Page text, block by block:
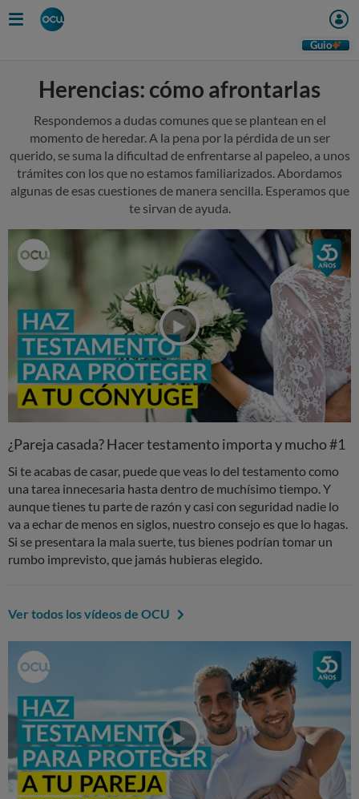
to
Guio
Herencias: cómo afrontarlas
Respondemos a dudas comunes que se plantean en el
momento de heredar. A la pena por la pérdida de un ser
querido, se suma la dificultad de enfrentarse al papeleo, a unos
trámites con los que no estamos familiarizados. Abordamos
algunas de esas cuestiones de manera sencilla. Esperamos que
te sirvan de ayuda.
¿Pareja casada? Hacer testamento importa y mucho #1
Si te acabas de casar, puede que veas lo del testamento como
una tarea innecesaria hasta dentro de muchísimo tiempo. Y
aunque tienes tu parte de razón y casi con seguridad nadie lo
va a echar de menos en siglos, nuestro consejo es que lo hagas.
Si se presentara la mala suerte, tus bienes podrían tomar un
rumbo imprevisto, que jamás hubieras elegido.
Ver todos los vídeos de OCU